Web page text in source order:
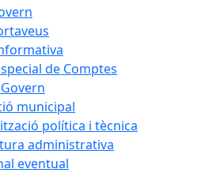
de Comptes
municipal
política i tècnica
administrativa
eventual